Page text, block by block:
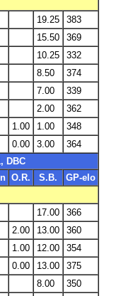
19.25
383
15.50
369
10.25
332
8.50
374
7.00
339
2.00
362
1.00 1.00
348
0.00 3.00
364
DBC
O.R. S.B.
GP-elo
17.00
366
2.00 13.00
360
1.00 12.00
354
0.00 13.00
375
8.00 350